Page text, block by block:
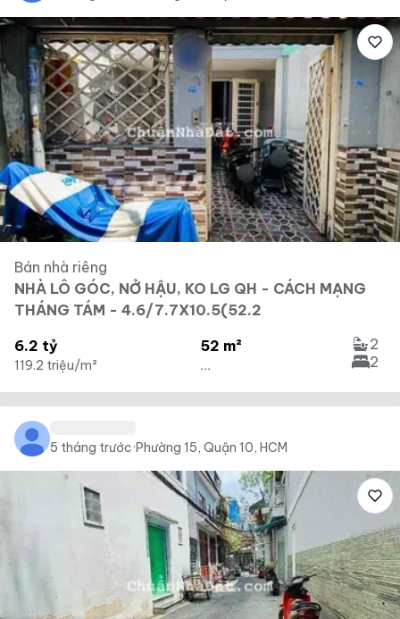
Bán nhà riêng
NHÀ LÔ GÓC, NỞ HẬU, KO LG QH - CÁCH MẠNG
THÁNG TÁM - 4.6/7.7X10.5(52.2
6.2 tỷ
119.2 triệu/m²
52 m²
...
2
2
5 tháng trước·Phường 15, Quận 10, HCM